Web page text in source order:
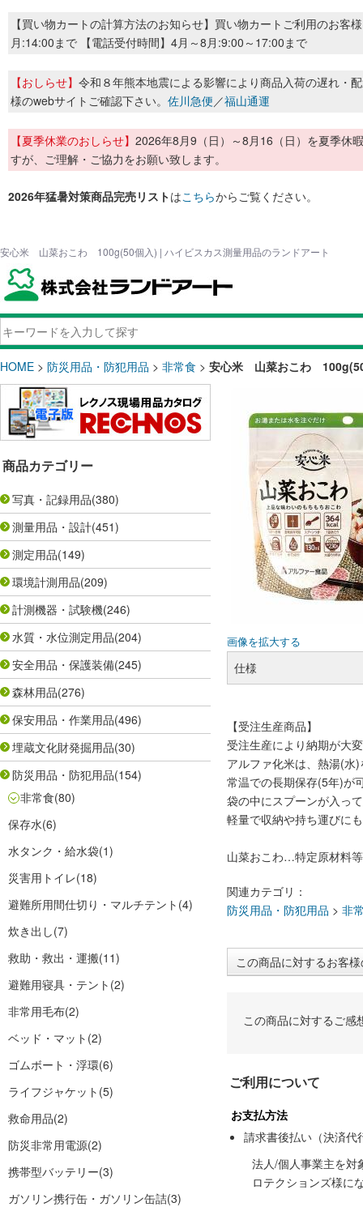
【買い物カートの計算方法のお知らせ】買い物カートご利用のお客
月:14:00まで 【電話受付時間】4月～8月:9:00～17:00まで
【おしらせ】 令和８年熊本地震による影響により商品入荷の遅れ・
様のwebサイトご確認下さい。 佐川急便／福山通運
【夏季休業のおしらせ】 2026年8月9（日）～8月16（日）を夏季休
すが、ご理解・ご協力をお願い致します。
2026年猛暑対策商品完売リストはこちらからご覧ください。
安心米 山菜おこわ 100g(50個入) | ハイビスカス測量用品のランドアート
HOME > 防災用品・防犯用品 > 非常食 > 安心米 山菜おこわ
商品カテゴリー
写真・記録用品(380)
測量用品・設計(451)
測定用品(149)
環境計測用品(209)
計測機器・試験機(246)
水質・水位測定用品(204)
安全用品・保護装備(245)
森林用品(276)
保安用品・作業用品(496)
埋蔵文化財発掘用品(30)
防災用品・防犯用品(154)
非常食(80)
保存水(6)
水タンク・給水袋(1)
災害用トイレ(18)
避難所用間仕切り・マルチテント (4)
炊き出し(7)
救助・救出・運搬(11)
避難用寝具・テント (2)
非常用毛布(2)
ベッド・マット (2)
ゴムボート・浮環(6)
ライフジャケット (5)
救命用品(2)
防災非常用電源(2)
携帯型バッテリー(3)
ガソリン携行缶・ガソリン缶詰(3)
画像を拡大する
仕様
【受注生産商品】
受注生産により納期が大
アルファ化米は、熱湯(
常温での長期保存(5年)が
袋の中にスプーンが入っ
軽量で収納や持ち運びに
山菜おこわ…特定原材料
関連カテゴリ：
防災用品・防犯用品 > 非
この商品に対するお客
この商品に対するご感
ご利用について
お支払方法
請求書後払い（決済代
法人/個人事業主を対
ロテクションズ様に